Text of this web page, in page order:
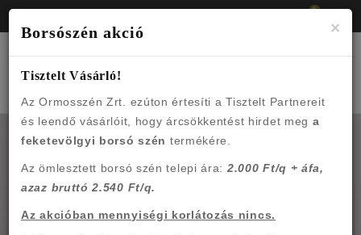
0
×
Borsószén akció
Tisztelt Vásárló!
Az Ormosszén Zrt. ezúton értesíti a Tisztelt Partnereit
és leendő vásárlóit, hogy árcsökkentést hirdet meg a
feketevölgyi borsó szén termékére.
Az ömlesztett borsó szén telepi ára: 2.000 Ft/q + áfa,
azaz bruttó 2.540 Ft/q.
Az akcióban mennyiségi korlátozás nincs.